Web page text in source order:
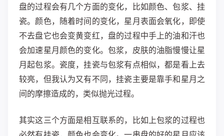
盘的过程会有几个方面的变化，比如颜色、包浆、挂
瓷。颜色，随着时间的变化，星月表面会氧化，即使
不去盘它也会变黄变红，盘的过程中手上的油和汗也
会加速星月颜色的变化。包浆，皮肤的油脂慢慢让星
月起包浆。瓷度，挂瓷与包浆有点相似，都是看上去
较亮，但我认为又有不同，挂瓷主要是靠手和星月之
间的摩擦造成的，类似抛光过程。
其实这三个方面是相互联系的，比如上包浆的过程也